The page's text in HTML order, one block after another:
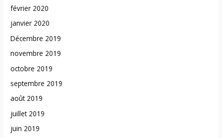
février 2020
janvier 2020
Décembre 2019
novembre 2019
octobre 2019
septembre 2019
août 2019
juillet 2019
juin 2019